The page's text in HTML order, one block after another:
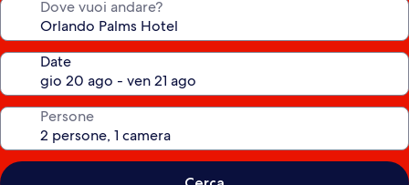
Dove vuoi andare?
Date
Persone